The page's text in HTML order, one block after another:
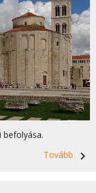
Tovább
navigate_next